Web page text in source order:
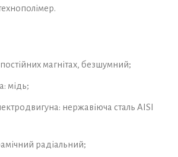
магнітах, безшумний;
мідь;
нержавіюча сталь AISI
радіальний;